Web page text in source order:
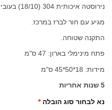
נירוסטה איכותית 304 (18/10) בעובי 1.2 מ"מ.
מגיע עם חור לברז במרכז.
התקנה שטוחה.
פתח מינימלי בארון: 47 ס"מ
מידות: 18*50*45 ס"מ
5 שנות אחריות
נא לבחור סוג הובלה *